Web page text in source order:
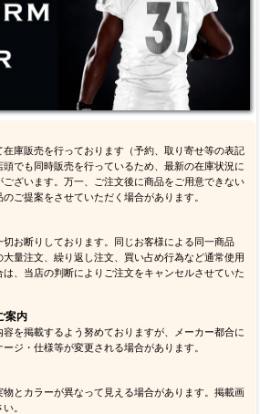
庫販売を行っております（予約、取り寄せ等の表記
でも同時販売を行っているため、最新の在庫状況に
ざいます。万一、ご注文後に商品をご用意できない
ご提案をさせていただく場合があります。
お断りしております。同じお客様による同一商品
大量注文、繰り返し注文、買い占め行為など通常使用
、当店の判断によりご注文をキャンセルさせていた
案内
を掲載するよう努めておりますが、メーカー都合に
ジ・仕様等が変更される場合があります。
物とカラーが異なって見える場合があります。掲載画
。